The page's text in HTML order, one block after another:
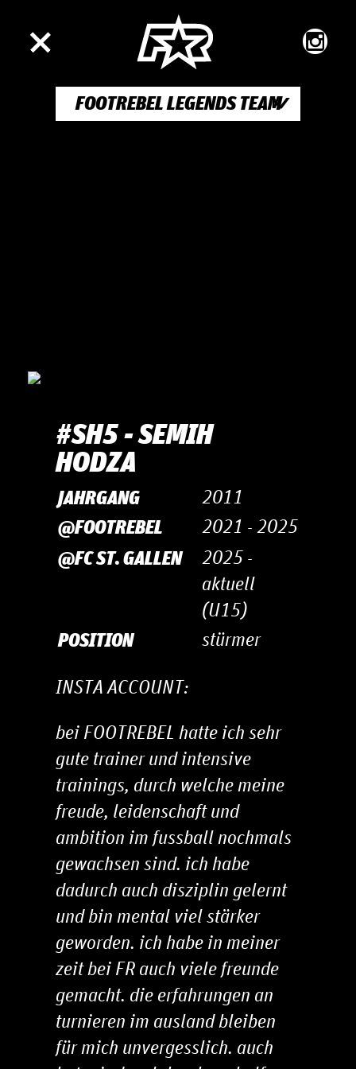
FOOTREBEL LEGENDS TEAM
#SH5 - SEMIH
HODZA
JAHRGANG 2011
@FOOTREBEL 2021 - 2025
@FC ST. GALLEN
2025 -
aktuell
(U15)
POSITION stürmer
INSTA ACCOUNT:
bei FOOTREBEL hatte ich sehr
gute trainer und intensive
trainings, durch welche meine
freude, leidenschaft und
ambition im fussball nochmals
gewachsen sind. ich habe
dadurch auch disziplin gelernt
und bin mental viel stärker
geworden. ich habe in meiner
zeit bei FR auch viele freunde
gemacht. die erfahrungen an
turnieren im ausland bleiben
für mich unvergesslich. auch